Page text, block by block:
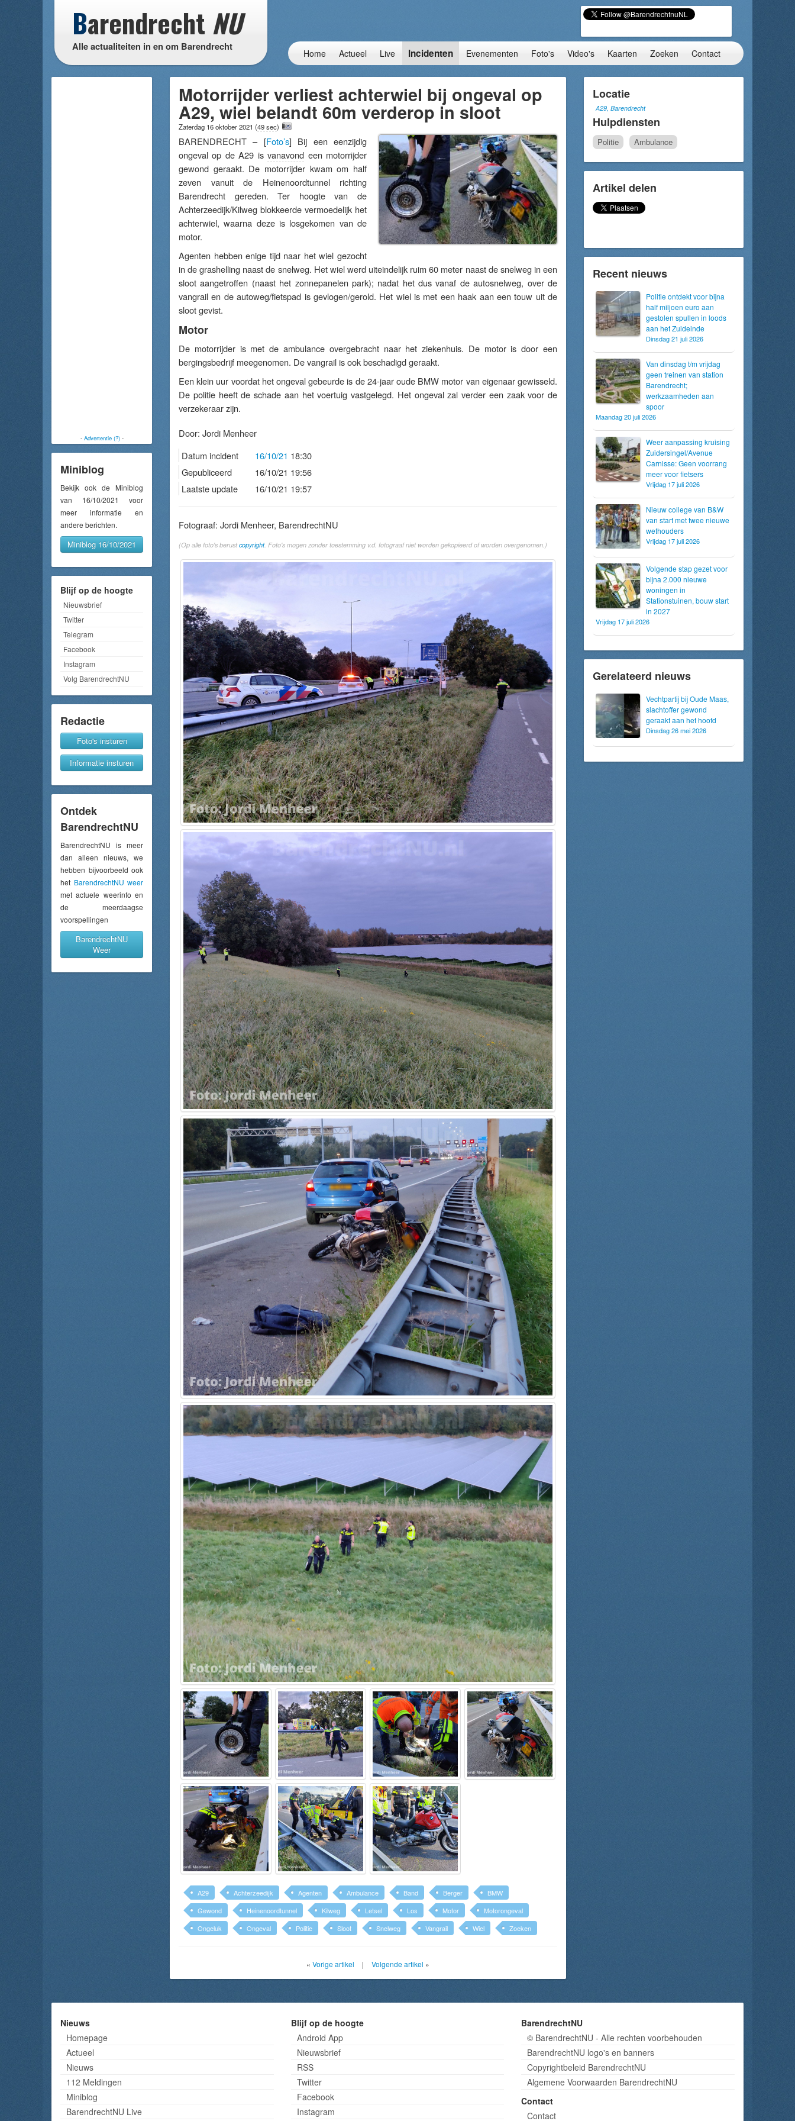
Barendrecht NU
Alle actualiteiten in en om Barendrecht
Home Actueel Live Incidenten Evenementen Foto's Video's Kaarten Zoeken Contact
- Advertentie (?)-
Miniblog
Bekijk ook de Miniblog
van 16/10/2021 voor
meer informatie en
andere berichten.
Miniblog 16/10/2021
Blijf op de hoogte
Nieuwsbrief
Twitter
Telegram
Facebook
Instagram
Volg BarendrechtNU
Redactie
Foto's insturen
Informatie insturen
Ontdek
BarendrechtNU
BarendrechtNU is meer
dan alleen nieuws, we
hebben bijvoorbeeld ook
het BarendrechtNU weer
met actuele weerinfo en
de meerdaagse
voorspellingen
BarendrechtNU
Weer
Motorrijder verliest achterwiel bij ongeval op
A29, wiel belandt 60m verderop in sloot
Zaterdag 16 oktober 2021 (49 sec)
BARENDRECHT – [Foto’s] Bij een eenzijdig
ongeval op de A29 isvanavond een motorrijder
gewond geraakt. De motorrijder kwam om half
zeven vanuit de Heinenoordtunnel richting
Barendrecht gereden. Ter hoogte van de
Achterzeedijk/Kilweg blokkeerde vermoedelijk het
achterwiel, waarna deze is losgekomen van de
motor.
Agenten hebben enige tijd naar het wiel gezocht
in de grashelling naast de snelweg. Het wiel werd uiteindelijk ruim 60 meter naast de snelweg in een
sloot aangetroffen (naast het zonnepanelen park); nadat het dus vanaf de autosnelweg, over de
vangrail en de autoweg/fietspad is gevlogen/gerold. Het wiel is met een haak aan een touw uit de
sloot gevist.
Motor
De motorrijder is met de ambulance overgebracht naar het ziekenhuis. De motor is door een
bergingsbedrijf meegenomen. De vangrail is ook beschadigd geraakt.
Een klein uur voordat het ongeval gebeurde is de 24-jaar oude BMW motor van eigenaar gewisseld.
De politie heeft de schade aan het voertuig vastgelegd. Het ongeval zal verder een zaak voor de
verzekeraar zijn.
Door: Jordi Menheer
Datum incident
16/10/21 18:30
Gepubliceerd
16/10/21 19:56
Laatste update
16/10/21 19:57
Fotograaf: Jordi Menheer, BarendrechtNU
(Op alle foto's berustcopyright. Foto's mogen zonder toestemming v.d. fotograaf niet worden gekopieerd of worden overgenomen.)
A29 Achterzeedijk Agenten Ambulance Band Berger
BMW
Gewond
Heinenoordtunnel Kilweg Letsel Los Motor
Motorongeval
Ongeluk
Ongeval Politie Sloot Snelweg Vangrail Wiel Zoeken
« Vorige artikel | Volgende artikel »
Locatie
A29, Barendrecht
Hulpdiensten
Politie Ambulance
Artikel delen
Recent nieuws
Politie ontdekt voor bijna
half miljoen euro aan
gestolen spullen in loods
aan het Zuideinde
Dinsdag 21 juli 2026
Van dinsdag t/m vrijdag
geen treinen van station
Barendrecht;
werkzaamheden aan
spoor
Maandag 20 juli 2026
Weer aanpassing kruising
Zuidersingel/Avenue
Carnisse: Geen voorrang
meer voor fietsers
Vrijdag 17 juli 2026
Nieuw college van B&W
van start met twee nieuwe
wethouders
Vrijdag 17 juli 2026
Volgende stap gezet voor
bijna 2.000 nieuwe
woningen in
Stationstuinen, bouw start
in 2027
Vrijdag 17 juli 2026
Gerelateerd nieuws
Vechtpartij bij Oude Maas,
slachtoffer gewond
geraakt aan het hoofd
Dinsdag 26 mei 2026
Nieuws
Homepage
Actueel
Nieuws
112 Meldingen
Miniblog
BarendrechtNU Live
Blijf op de hoogte
Android App
Nieuwsbrief
RSS
Twitter
Facebook
Instagram
BarendrechtNU
© BarendrechtNU - Alle rechten voorbehouden
BarendrechtNU logo's en banners
Copyrightbeleid BarendrechtNU
Algemene Voorwaarden BarendrechtNU
Contact
Contact